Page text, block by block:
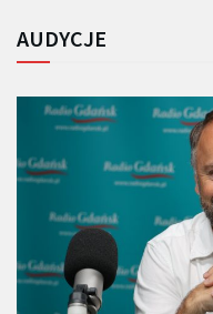
AUDYCJE